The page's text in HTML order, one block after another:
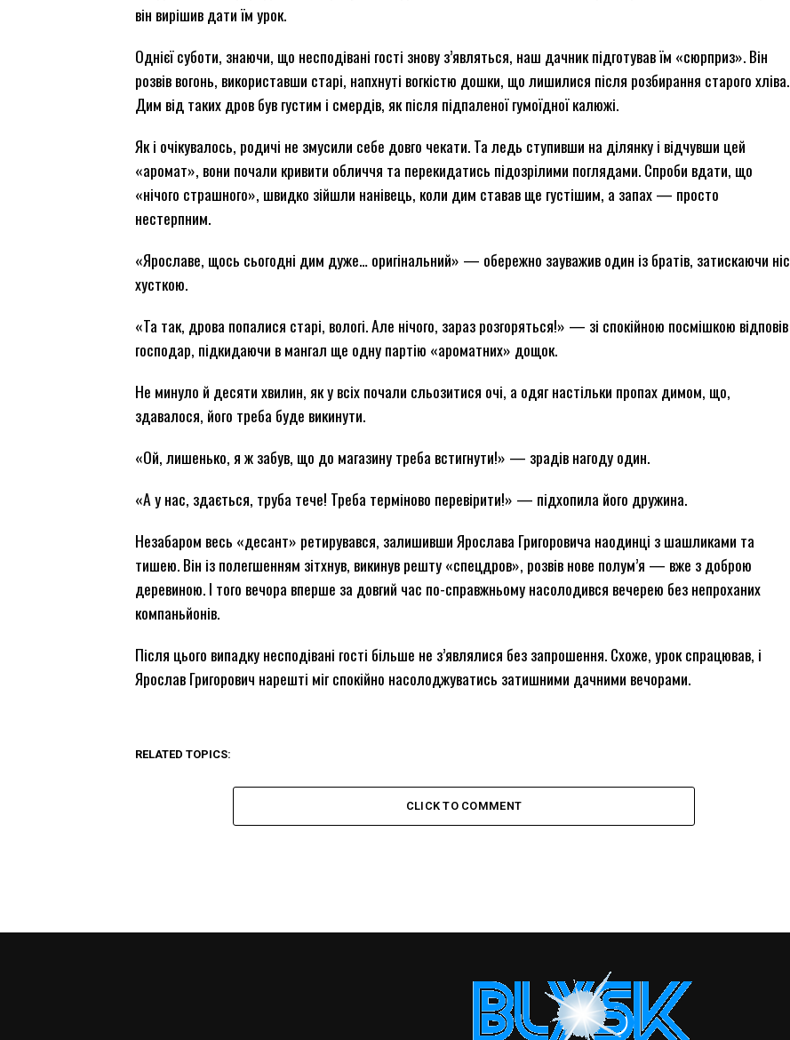
він вирішив дати їм урок.
Однієї суботи, знаючи, що несподівані гості знову з’являться, наш дачник підготував їм «сюрприз». Він
розвів вогонь, використавши старі, напхнуті вогкістю дошки, що лишилися після розбирання старого хліва.
Дим від таких дров був густим і смердів, як після підпаленої гумоїдної калюжі.
Як і очікувалось, родичі не змусили себе довго чекати. Та ледь ступивши на ділянку і відчувши цей
«аромат», вони почали кривити обличчя та перекидатись підозрілими поглядами. Спроби вдати, що
«нічого страшного», швидко зійшли нанівець, коли дим ставав ще густішим, а запах — просто
нестерпним.
«Ярославе, щось сьогодні дим дуже… оригінальний» — обережно зауважив один із братів, затискаючи ніс
хусткою.
«Та так, дрова попалися старі, вологі. Але нічого, зараз розгоряться!» — зі спокійною посмішкою відповів
господар, підкидаючи в мангал ще одну партію «ароматних» дощок.
Не минуло й десяти хвилин, як у всіх почали сльозитися очі, а одяг настільки пропах димом, що,
здавалося, його треба буде викинути.
«Ой, лишенько, я ж забув, що до магазину треба встигнути!» — зрадів нагоду один.
«А у нас, здається, труба тече! Треба терміново перевірити!» — підхопила його дружина.
Незабаром весь «десант» ретирувався, залишивши Ярослава Григоровича наодинці з шашликами та
тишею. Він із полегшенням зітхнув, викинув решту «спецдров», розвів нове полум’я — вже з доброю
деревиною. І того вечора вперше за довгий час по-справжньому насолодився вечерею без непроханих
компаньйонів.
Після цього випадку несподівані гості більше не з’являлися без запрошення. Схоже, урок спрацював, і
Ярослав Григорович нарешті міг спокійно насолоджуватись затишними дачними вечорами.
RELATED TOPICS:
CLICK TO COMMENT